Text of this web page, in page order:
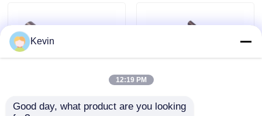
Fordern Sie ein Zitat
Höhenflossenstations-Bohrer
Steinbohrer
Kevin
12:19 PM
Good day, what product are you looking